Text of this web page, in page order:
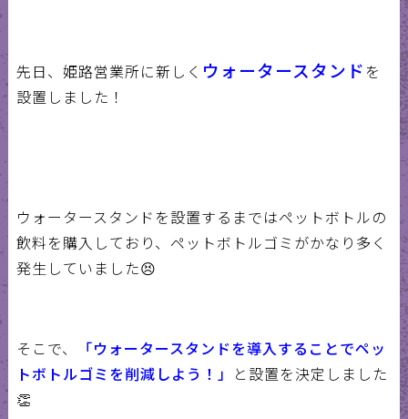
先日、姫路営業所に新しく ウォータースタンド を
設置しました！
ウォータースタンドを設置するまではペットボトルの
飲料を購入しており、ペットボトルゴミがかなり多く
発生していました😣
そこで、
「ウォータースタンドを導入することでペッ
トボトルゴミを削減しよう！」 と設置を決定しました
👏